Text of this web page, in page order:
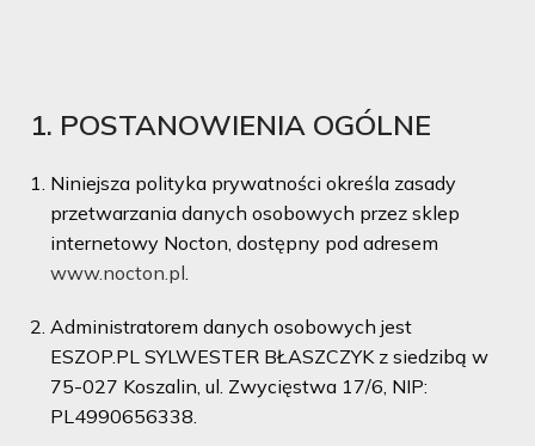
1. POSTANOWIENIA OGÓLNE
Niniejsza polityka prywatności określa zasady
przetwarzania danych osobowych przez sklep
internetowy Nocton, dostępny pod adresem
www.nocton.pl.
Administratorem danych osobowych jest
ESZOP.PL SYLWESTER BŁASZCZYK z siedzibą w
75-027 Koszalin, ul. Zwycięstwa 17/6, NIP:
PL4990656338.